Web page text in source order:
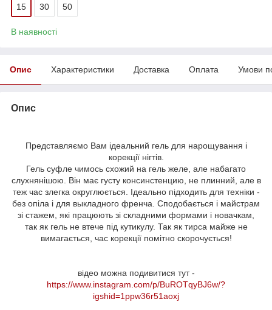
15 30 50
В наявності
Опис Характеристики Доставка Оплата Умови
Опис
Представляємо Вам ідеальний гель для нарощування і
корекції нігтів.
Гель суфле чимось схожий на гель желе, але набагато
слухнянішою. Він має густу консинстенцию, не плинний, але в
теж час злегка округлюється. Ідеально підходить для техніки -
без опіла і для выкладного френча. Сподобається і майстрам
зі стажем, які працюють зі складними формами і новачкам,
так як гель не втече під кутикулу. Так як тирса майже не
вимагається, час корекції помітно скорочується!
відео можна подивитися тут -
https://www.instagram.com/p/BuROTqyBJ6w/?
igshid=1ppw36r51aoxj